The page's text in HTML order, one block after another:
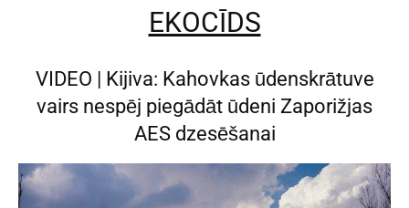
EKOCĪDS
VIDEO | Kijiva: Kahovkas ūdenskrātuve
vairs nespēj piegādāt ūdeni Zaporižjas
AES dzesēšanai